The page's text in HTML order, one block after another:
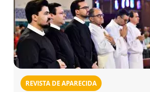
REVISTA DE APARECIDA